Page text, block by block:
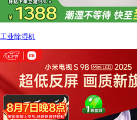
工业除湿机